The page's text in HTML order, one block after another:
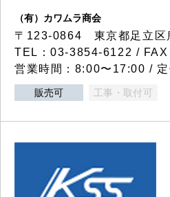
（有）カワムラ商会
〒123-0864 東京都足立区
TEL：03-3854-6122 /
営業時間：8:00〜17:00 / 定
販売可 工事・取付可